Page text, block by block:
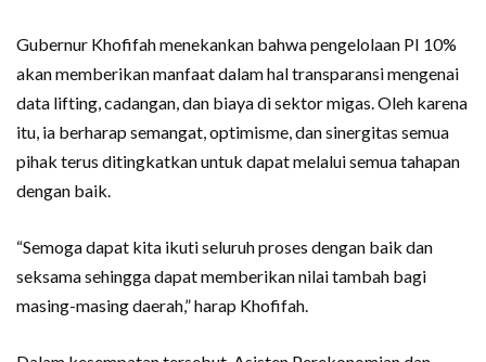
Gubernur Khofifah menekankan bahwa pengelolaan PI 10%
akan memberikan manfaat dalam hal transparansi mengenai
data lifting, cadangan, dan biaya di sektor migas. Oleh karena
itu, ia berharap semangat, optimisme, dan sinergitas semua
pihak terus ditingkatkan untuk dapat melalui semua tahapan
dengan baik.
“Semoga dapat kita ikuti seluruh proses dengan baik dan
seksama sehingga dapat memberikan nilai tambah bagi
masing-masing daerah,” harap Khofifah.